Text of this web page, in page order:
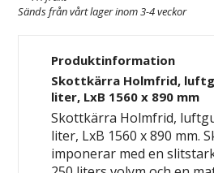
Sänds från vårt lager inom 3-4 veckor
Produktinformation
Skottkärra Holmfrid,
liter, LxB 1560 x 890 mm
Skottkärra Holmfrid,
liter, LxB 1560 x 890 mm.
imponerar med en